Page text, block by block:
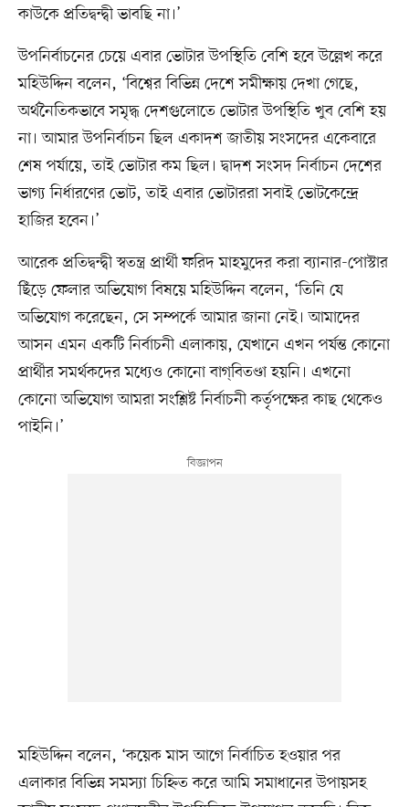
কাউকে প্রতিদ্বন্দ্বী ভাবছি না।’
উপনির্বাচনের চেয়ে এবার ভোটার উপস্থিতি বেশি হবে উল্লেখ করে
মহিউদ্দিন বলেন, ‘বিশ্বের বিভিন্ন দেশে সমীক্ষায় দেখা গেছে,
অর্থনৈতিকভাবে সমৃদ্ধ দেশগুলোতে ভোটার উপস্থিতি খুব বেশি হয়
না। আমার উপনির্বাচন ছিল একাদশ জাতীয় সংসদের একেবারে
শেষ পর্যায়ে, তাই ভোটার কম ছিল। দ্বাদশ সংসদ নির্বাচন দেশের
ভাগ্য নির্ধারণের ভোট, তাই এবার ভোটাররা সবাই ভোটকেন্দ্রে
হাজির হবেন।’
আরেক প্রতিদ্বন্দ্বী স্বতন্ত্র প্রার্থী ফরিদ মাহমুদের করা ব্যানার-পোস্টার
ছিঁড়ে ফেলার অভিযোগ বিষয়ে মহিউদ্দিন বলেন, ‘তিনি যে
অভিযোগ করেছেন, সে সম্পর্কে আমার জানা নেই। আমাদের
আসন এমন একটি নির্বাচনী এলাকায়, যেখানে এখন পর্যন্ত কোনো
প্রার্থীর সমর্থকদের মধ্যেও কোনো বাগ্‌বিতণ্ডা হয়নি। এখনো
কোনো অভিযোগ আমরা সংশ্লিষ্ট নির্বাচনী কর্তৃপক্ষের কাছ থেকেও
পাইনি।’
মহিউদ্দিন বলেন, ‘কয়েক মাস আগে নির্বাচিত হওয়ার পর
এলাকার বিভিন্ন সমস্যা চিহ্নিত করে আমি সমাধানের উপায়সহ